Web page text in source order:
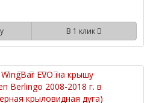
В 1 клик